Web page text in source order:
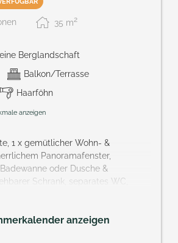
35 m2
Berglandschaft
Balkon/Terrasse
Haarföhn
anzeigen
1 x gemütlicher Wohn- &
Panoramafenster,
oder Dusche &
Schrank, separates WC,
Haarföhn, Bademantel, Kabel-
Safe, französischer Balkon oder
anzeigen